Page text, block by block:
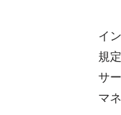
イ
規
サ
マ